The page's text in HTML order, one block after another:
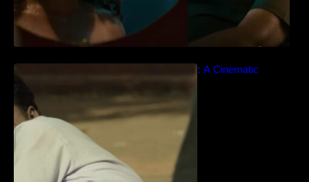
Idiyan Chandhu – Teaser: A Cinematic